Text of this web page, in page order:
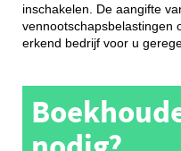
inschakelen. De aangifte
vennootschapsbelastingen
erkend bedrijf voor u